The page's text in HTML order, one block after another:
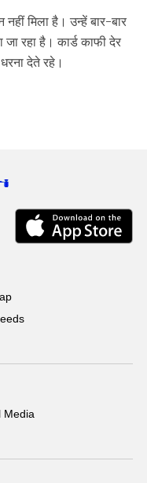
मिला है। उन्हें बार-बार
जा रहा है। कार्ड काफी देर
देते रहे।
Media